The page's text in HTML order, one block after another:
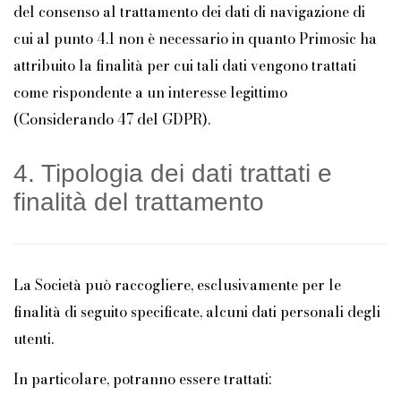
del consenso al trattamento dei dati di navigazione di
cui al punto 4.1 non è necessario in quanto Primosic ha
attribuito la finalità per cui tali dati vengono trattati
come rispondente a un interesse legittimo
(Considerando 47 del GDPR).
4. Tipologia dei dati trattati e
finalità del trattamento
La Società può raccogliere, esclusivamente per le
finalità di seguito specificate, alcuni dati personali degli
utenti.
In particolare, potranno essere trattati: